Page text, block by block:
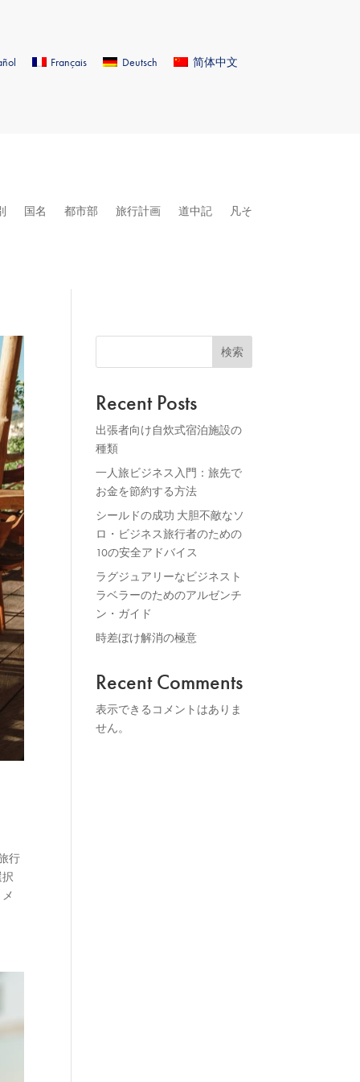
Français Deutsch 简体中文
国名 都市部 旅行計画 道中記 凡そ
行
検索
Recent Posts
出張者向け自炊式宿泊施設の
種類
一人旅ビジネス入門：旅先で
お金を節約する方法
シールドの成功 大胆不敵なソ
ロ・ビジネス旅行者のための
10の安全アドバイス
ラグジュアリーなビジネスト
ラベラーのためのアルゼンチ
ン・ガイド
時差ぼけ解消の極意
Recent Comments
表示できるコメントはありま
せん。